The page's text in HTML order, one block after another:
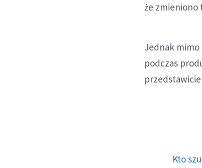
że zmieniono
Jednak mimo
podczas
Kto